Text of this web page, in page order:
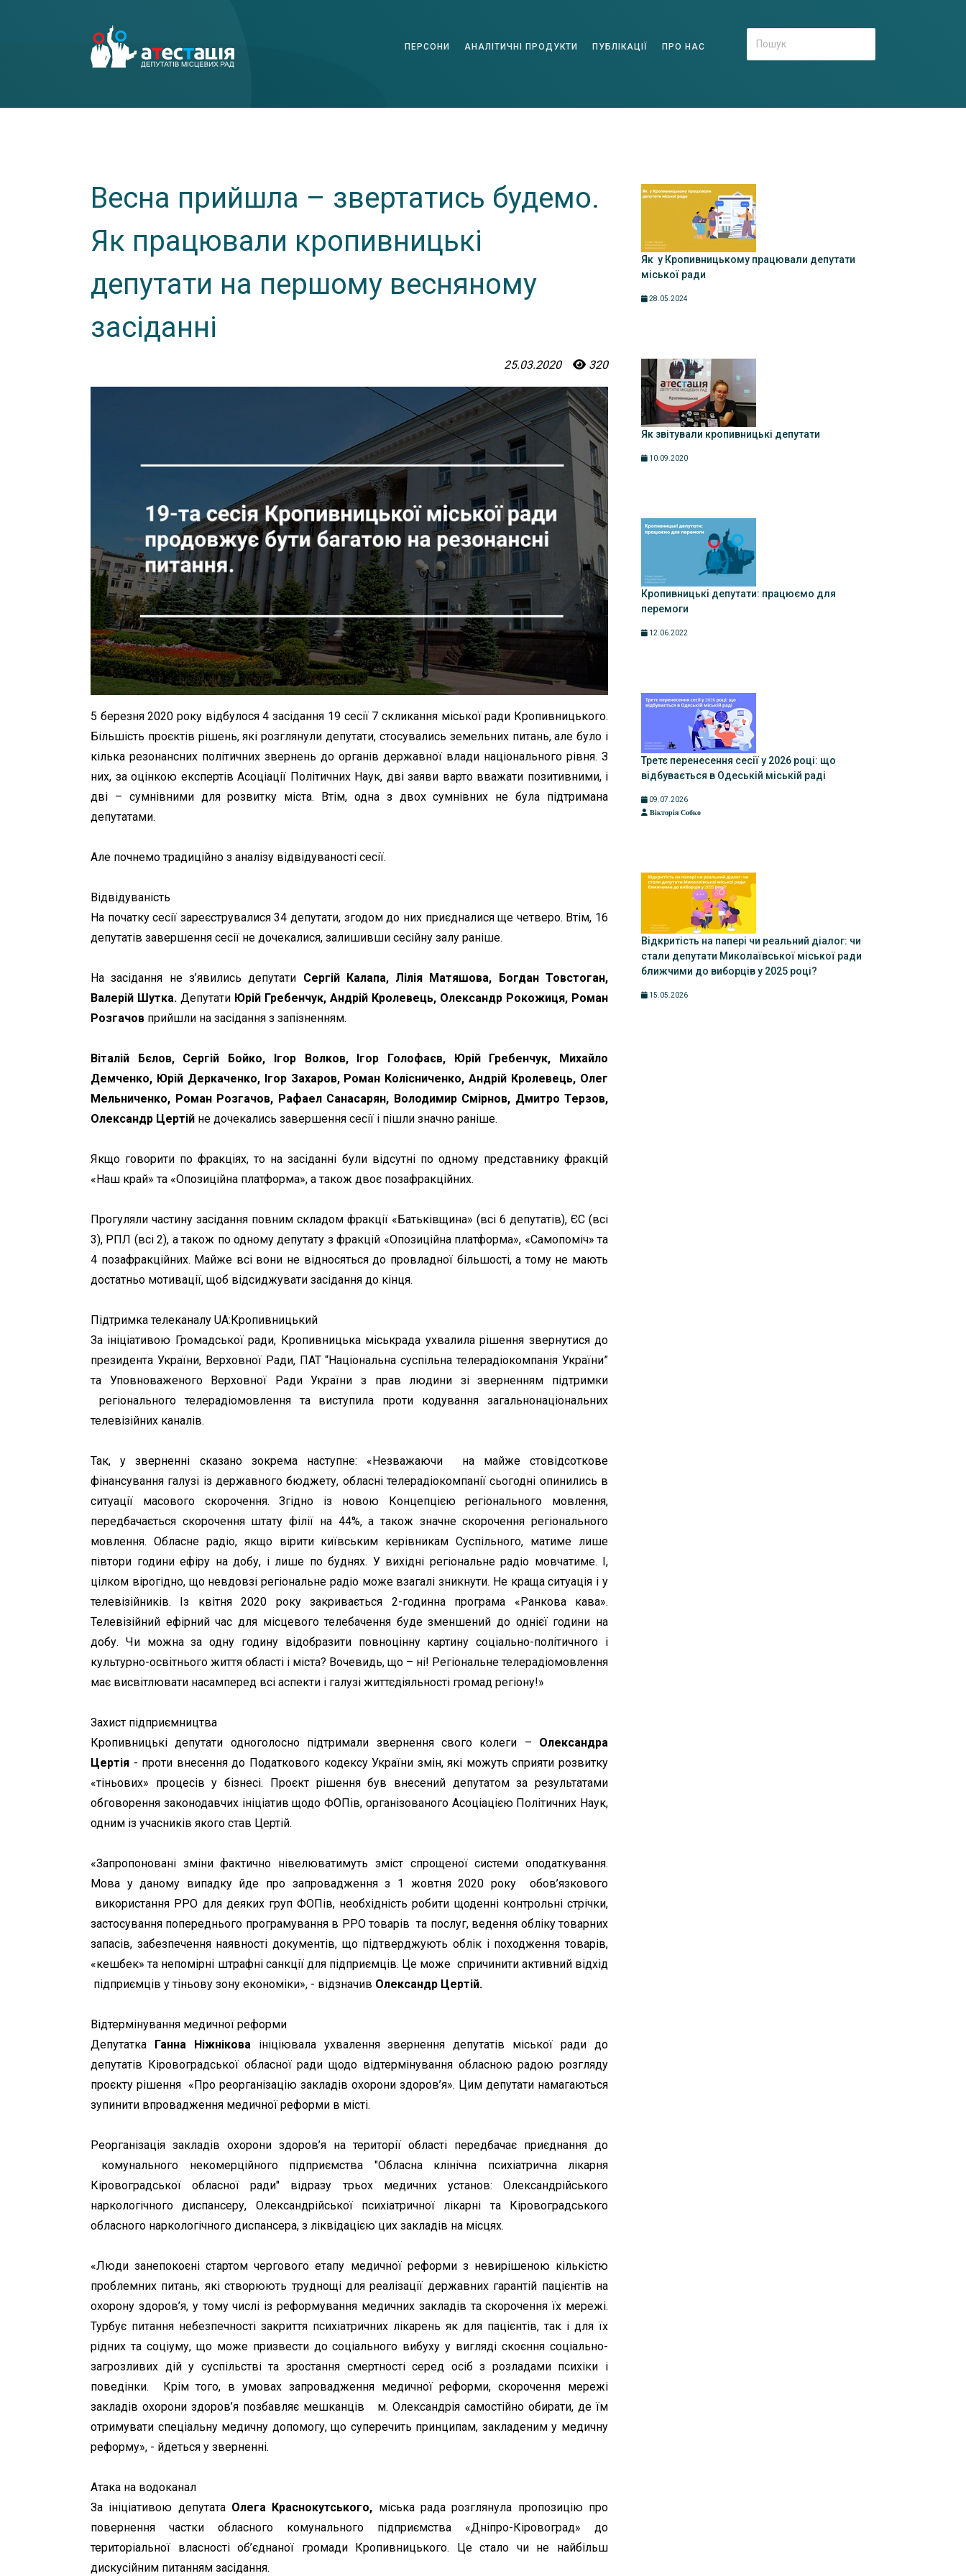
ПЕРСОНИ АНАЛІТИЧНІ ПРОДУКТИ ПУБЛІКАЦІЇ ПРО НАС
Весна прийшла – звертатись будемо.
Як працювали кропивницькі
депутати на першому весняному
засіданні
25.03.2020 320
5 березня 2020 року відбулося 4 засідання 19 сесії 7 скликання міської ради Кропивницького.
Більшість проєктів рішень, які розглянули депутати, стосувались земельних питань, але було і
кілька резонансних політичних звернень до органів державної влади національного рівня. З
них, за оцінкою експертів Асоціації Політичних Наук, дві заяви варто вважати позитивними, і
дві – сумнівними для розвитку міста. Втім, одна з двох сумнівних не була підтримана
депутатами.
Але почнемо традиційно з аналізу відвідуваності сесії.
Відвідуваність
На початку сесії зареєструвалися 34 депутати, згодом до них приєдналися ще четверо. Втім, 16
депутатів завершення сесії не дочекалися, залишивши сесійну залу раніше.
На засідання не з’явились депутати Сергій Калапа, Лілія Матяшова, Богдан Товстоган,
Валерій Шутка. Депутати Юрій Гребенчук, Андрій Кролевець, Олександр Рокожиця, Роман
Розгачов прийшли на засідання з запізненням.
Віталій Бєлов, Сергій Бойко, Ігор Волков, Ігор Голофаєв, Юрій Гребенчук, Михайло
Демченко, Юрій Деркаченко, Ігор Захаров, Роман Колісниченко, Андрій Кролевець, Олег
Мельниченко, Роман Розгачов, Рафаел Санасарян, Володимир Смірнов, Дмитро Терзов,
Олександр Цертій не дочекались завершення сесії і пішли значно раніше.
Якщо говорити по фракціях, то на засіданні були відсутні по одному представнику фракцій
«Наш край» та «Опозиційна платформа», а також двоє позафракційних.
Прогуляли частину засідання повним складом фракції «Батьківщина» (всі 6 депутатів), ЄС (всі
3), РПЛ (всі 2), а також по одному депутату з фракцій «Опозиційна платформа», «Самопоміч» та
4 позафракційних. Майже всі вони не відносяться до провладної більшості, а тому не мають
достатньо мотивації, щоб відсиджувати засідання до кінця.
Підтримка телеканалу UA:Кропивницький
За ініціативою Громадської ради, Кропивницька міськрада ухвалила рішення звернутися до
президента України, Верховної Ради, ПАТ “Національна суспільна телерадіокомпанія України”
та Уповноваженого Верховної Ради України з прав людини зі зверненням підтримки
регіонального телерадіомовлення та виступила проти кодування загальнонаціональних
телевізійних каналів.
Так, у зверненні сказано зокрема наступне: «Незважаючи на майже стовідсоткове
фінансування галузі із державного бюджету, обласні телерадіокомпанії сьогодні опинились в
ситуації масового скорочення. Згідно із новою Концепцією регіонального мовлення,
передбачається скорочення штату філії на 44%, а також значне скорочення регіонального
мовлення. Обласне радіо, якщо вірити київським керівникам Суспільного, матиме лише
півтори години ефіру на добу, і лише по буднях. У вихідні регіональне радіо мовчатиме. І,
цілком вірогідно, що невдовзі регіональне радіо може взагалі зникнути. Не краща ситуація і у
телевізійників. Із квітня 2020 року закривається 2-годинна програма «Ранкова кава».
Телевізійний ефірний час для місцевого телебачення буде зменшений до однієї години на
добу. Чи можна за одну годину відобразити повноцінну картину соціально-політичного і
культурно-освітнього життя області і міста? Вочевидь, що – ні! Регіональне телерадіомовлення
має висвітлювати насамперед всі аспекти і галузі життєдіяльності громад регіону!»
Захист підприємництва
Кропивницькі депутати одноголосно підтримали звернення свого колеги – Олександра
Цертія - проти внесення до Податкового кодексу України змін, які можуть сприяти розвитку
«тіньових» процесів у бізнесі. Проєкт рішення був внесений депутатом за результатами
обговорення законодавчих ініціатив щодо ФОПів, організованого Асоціацією Політичних Наук,
одним із учасників якого став Цертій.
«Запропоновані зміни фактично нівелюватимуть зміст спрощеної системи оподаткування.
Мова у даному випадку йде про запровадження з 1 жовтня 2020 року обов’язкового
використання РРО для деяких груп ФОПів, необхідність робити щоденні контрольні стрічки,
застосування попереднього програмування в РРО товарів та послуг, ведення обліку товарних
запасів, забезпечення наявності документів, що підтверджують облік і походження товарів,
«кешбек» та непомірні штрафні санкції для підприємців. Це може спричинити активний відхід
підприємців у тіньову зону економіки», - відзначив Олександр Цертій.
Відтермінування медичної реформи
Депутатка Ганна Ніжніковаініціювала ухвалення звернення депутатів міської ради до
депутатів Кіровоградської обласної ради щодо відтермінування обласною радою розгляду
проєкту рішення «Про реорганізацію закладів охорони здоров’я». Цим депутати намагаються
зупинити впровадження медичної реформи в місті.
Реорганізація закладів охорони здоров’я на території області передбачає приєднання до
комунального некомерційного підприємства "Обласна клінічна психіатрична лікарня
Кіровоградської обласної ради" відразу трьох медичних установ: Олександрійського
наркологічного диспансеру, Олександрійської психіатричної лікарні та Кіровоградського
обласного наркологічного диспансера, з ліквідацією цих закладів на місцях.
«Люди занепокоєні стартом чергового етапу медичної реформи з невирішеною кількістю
проблемних питань, які створюють труднощі для реалізації державних гарантій пацієнтів на
охорону здоров’я, у тому числі із реформування медичних закладів та скорочення їх мережі.
Турбує питання небезпечності закриття психіатричних лікарень як для пацієнтів, так і для їх
рідних та соціуму, що може призвести до соціального вибуху у вигляді скоєння соціально-
загрозливих дій у суспільстві та зростання смертності серед осіб з розладами психіки і
поведінки. Крім того, в умовах запровадження медичної реформи, скорочення мережі
закладів охорони здоров’я позбавляє мешканців м. Олександрія самостійно обирати, де їм
отримувати спеціальну медичну допомогу, що суперечить принципам, закладеним у медичну
реформу», - йдеться у зверненні.
Атака на водоканал
За ініціативою депутата Олега Краснокутського, міська рада розглянула пропозицію про
повернення частки обласного комунального підприємства «Дніпро-Кіровоград» до
територіальної власності об’єднаної громади Кропивницького. Це стало чи не найбільш
дискусійним питанням засідання.
Як у Кропивницькому працювали депутати
міської ради
28.05.2024
Як звітували кропивницькі депутати
10.09.2020
Кропивницькі депутати: працюємо для
перемоги
12.06.2022
Третє перенесення сесії у 2026 році: що
відбувається в Одеській міській раді
09.07.2026
Вікторія Собко
Відкритість на папері чи реальний діалог: чи
стали депутати Миколаївської міської ради
ближчими до виборців у 2025 році?
15.05.2026